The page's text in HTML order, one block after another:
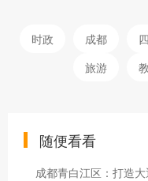
时政 成都
旅游
随便看看
成都青白江区：打造